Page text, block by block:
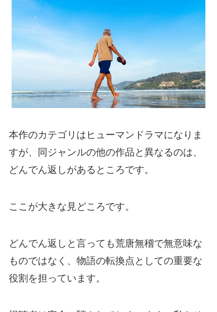
本作のカテゴリはヒューマンドラマになりま
すが、同ジャンルの他の作品と異なるのは、
どんでん返しがあるところです。
ここが大きな見どころです。
どんでん返しと言っても荒唐無稽で無意味な
ものではなく、物語の転換点としての重要な
役割を担っています。